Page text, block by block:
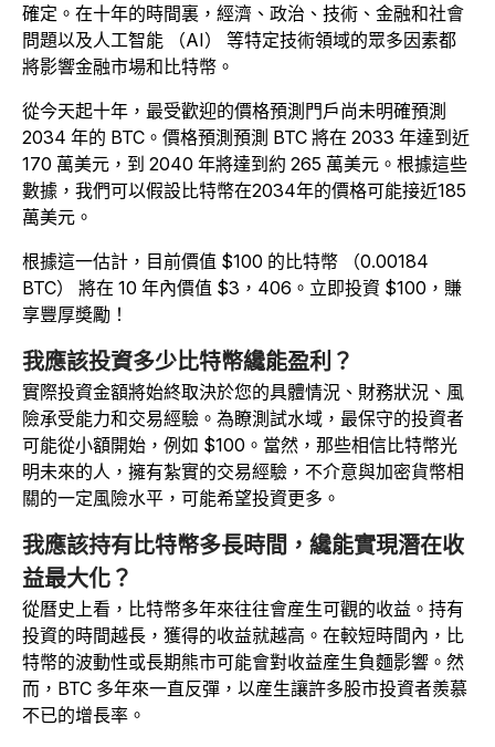
確定。在十年的時間裏，經濟、政治、技術、金融和社會
問題以及人工智能 （AI） 等特定技術領域的眾多因素都
將影響金融市場和比特幣。
從今天起十年，最受歡迎的價格預測門戶尚未明確預測
2034 年的 BTC。價格預測預測 BTC 將在 2033 年達到近
170 萬美元，到 2040 年將達到約 265 萬美元。根據這些
數據，我們可以假設比特幣在2034年的價格可能接近185
萬美元。
根據這一估計，目前價值 $100 的比特幣 （0.00184
BTC） 將在 10 年內價值 $3，406。立即投資 $100，賺
享豐厚奬勵！
我應該投資多少比特幣纔能盈利？
實際投資金額將始終取決於您的具體情況、財務狀況、風
險承受能力和交易經驗。為瞭測試水域，最保守的投資者
可能從小額開始，例如 $100。當然，那些相信比特幣光
明未來的人，擁有紮實的交易經驗，不介意與加密貨幣相
關的一定風險水平，可能希望投資更多。
我應該持有比特幣多長時間，纔能實現潛在收
益最大化？
從曆史上看，比特幣多年來往往會産生可觀的收益。持有
投資的時間越長，獲得的收益就越高。在較短時間內，比
特幣的波動性或長期熊市可能會對收益産生負麵影響。然
而，BTC 多年來一直反彈，以産生讓許多股市投資者羨慕
不已的增長率。